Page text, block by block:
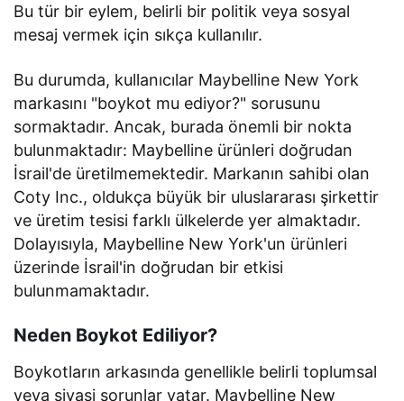
Bu tür bir eylem, belirli bir politik veya sosyal
mesaj vermek için sıkça kullanılır.
Bu durumda, kullanıcılar Maybelline New York
markasını "boykot mu ediyor?" sorusunu
sormaktadır. Ancak, burada önemli bir nokta
bulunmaktadır: Maybelline ürünleri doğrudan
İsrail'de üretilmemektedir. Markanın sahibi olan
Coty Inc., oldukça büyük bir uluslararası şirkettir
ve üretim tesisi farklı ülkelerde yer almaktadır.
Dolayısıyla, Maybelline New York'un ürünleri
üzerinde İsrail'in doğrudan bir etkisi
bulunmamaktadır.
Neden Boykot Ediliyor?
Boykotların arkasında genellikle belirli toplumsal
veya siyasi sorunlar yatar. Maybelline New